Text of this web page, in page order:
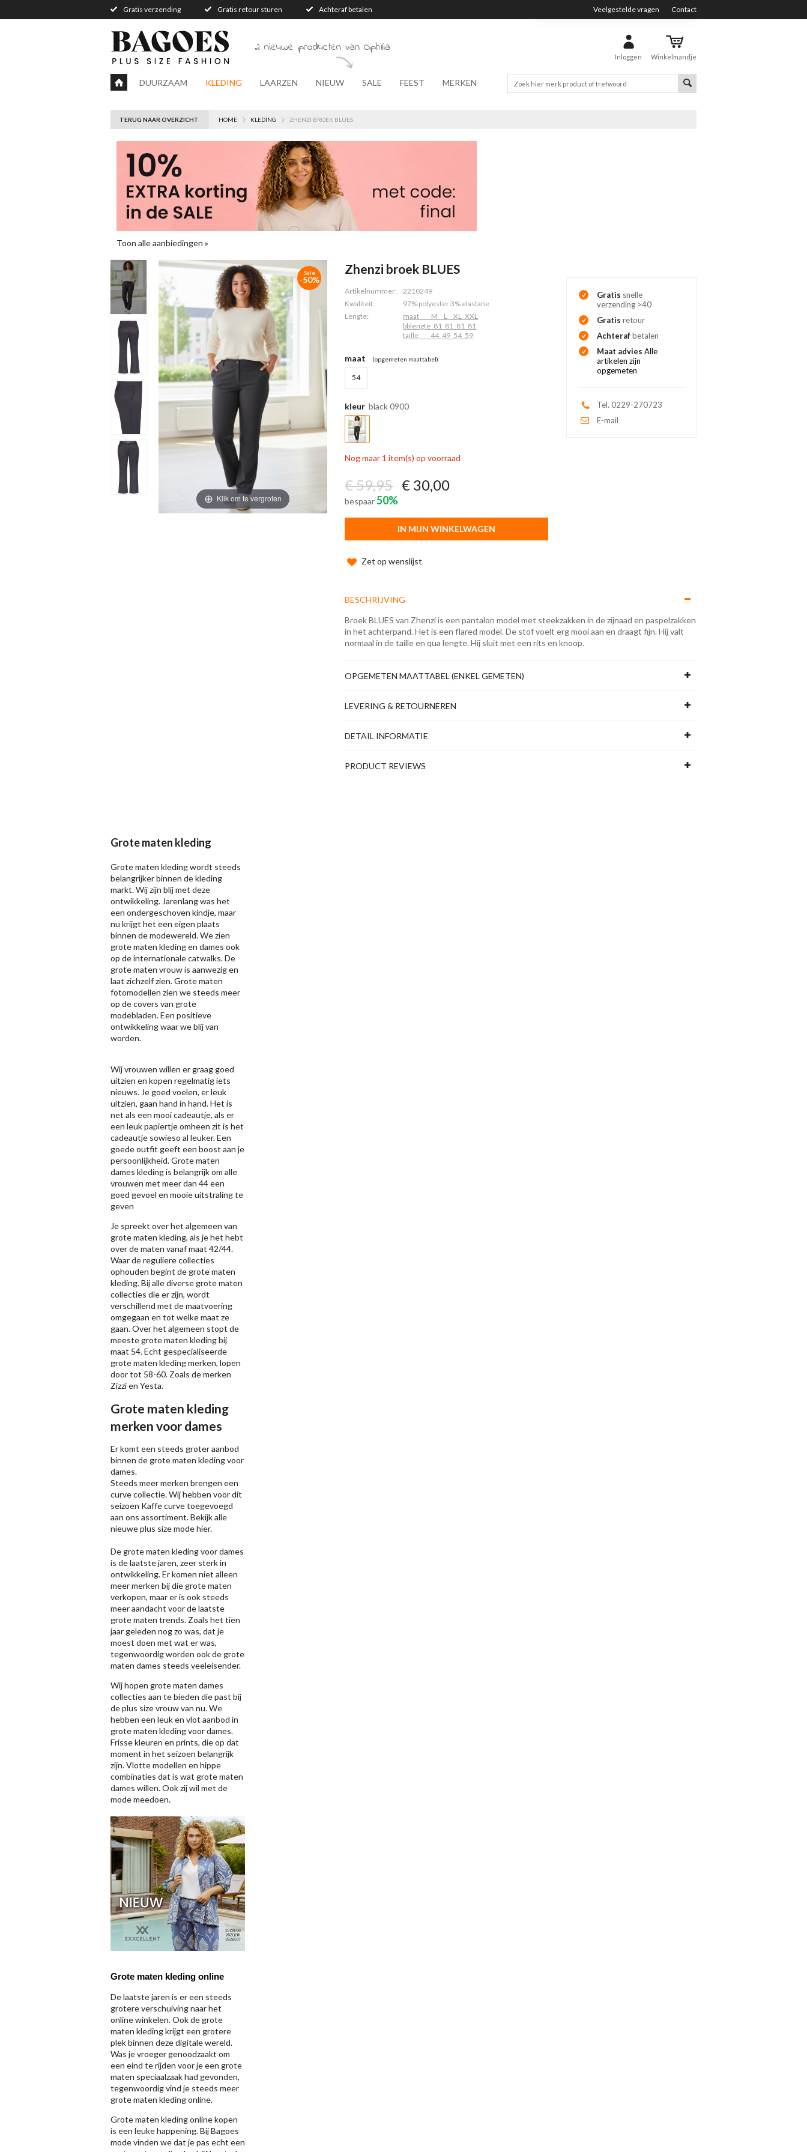
Gratis verzending Gratis retour sturen Achteraf betalen Veelgestelde vragen Contact
Inloggen Winkelmandje
2 nieuwe producten van Ophilia
DUURZAAM KLEDING LAARZEN NIEUW SALE FEEST MERKEN
TERUG NAAR OVERZICHT HOME KLEDING ZHENZI BROEK BLUES
Toon alle aanbiedingen »
Klik om te vergroten
Sale
-50%
Zhenzi broek BLUES
Artikelnummer:
2210249
Kwaliteit:
97% polyester 3% elastane
Lengte:
maat____M__L__XL_XXL
bblengte_81_81_81_81
taille____44_49_54_59
maat (opgemeten maattabel)
54
kleur black 0900
Nog maar 1 item(s) op voorraad
€ 59,95 € 30,00
bespaar50%
IN MIJN WINKELWAGEN
Zet op wenslijst
Gratis snelle
verzending >40
Gratis retour
Achterafbetalen
Maat adviesAlle
artikelen zijn
opgemeten
Tel. 0229-270723
E-mail
BESCHRIJVING
Broek BLUES van Zhenzi is een pantalon model met steekzakken in de zijnaad en paspelzakken
in het achterpand. Het is een flared model. De stof voelt erg mooi aan en draagt fijn. Hij valt
normaal in de taille en qua lengte. Hij sluit met een rits en knoop.
OPGEMETEN MAATTABEL (ENKEL GEMETEN)
LEVERING & RETOURNEREN
DETAIL INFORMATIE
PRODUCT REVIEWS
Grote maten kleding
Grote maten kleding wordt steeds
belangrijker binnen de kleding
markt. Wij zijn blij met deze
ontwikkeling. Jarenlang was het
een ondergeschoven kindje, maar
nu krijgt het een eigen plaats
binnen de modewereld. We zien
grote maten kleding en dames ook
op de internationale catwalks. De
grote maten vrouw is aanwezig en
laat zichzelf zien. Grote maten
fotomodellen zien we steeds meer
op de covers van grote
modebladen. Een positieve
ontwikkeling waar we blij van
worden.
Wij vrouwen willen er graag goed
uitzien en kopen regelmatig iets
nieuws. Je goed voelen, er leuk
uitzien, gaan hand in hand. Het is
net als een mooi cadeautje, als er
een leuk papiertje omheen zit is het
cadeautje sowieso al leuker. Een
goede outfit geeft een boost aan je
persoonlijkheid. Grote maten
dames kleding is belangrijk om alle
vrouwen met meer dan 44 een
goed gevoel en mooie uitstraling te
geven
Je spreekt over het algemeen van
grote maten kleding, als je het hebt
over de maten vanaf maat 42/44.
Waar de reguliere collecties
ophouden begint de grote maten
kleding. Bij alle diverse grote maten
collecties die er zijn, wordt
verschillend met de maatvoering
omgegaan en tot welke maat ze
gaan. Over het algemeen stopt de
meeste grote maten kleding bij
maat 54. Echt gespecialiseerde
grote maten kleding merken, lopen
door tot 58-60. Zoals de merken
Zizzien Yesta.
Grote maten kleding
merken voor dames
Er komt een steeds groter aanbod
binnen de grote maten kleding voor
dames.
Steeds meer merken brengen een
curve collectie. Wij hebben voor dit
seizoen Kaffecurve toegevoegd
aan ons assortiment. Bekijk alle
nieuweplus size modehier.
De grote maten kleding voor dames
is de laatste jaren, zeer sterk in
ontwikkeling. Er komen niet alleen
meer merken bij die grote maten
verkopen, maar er is ook steeds
meer aandacht voor de laatste
grote maten trends. Zoals het tien
jaar geleden nog zo was, dat je
moest doen met wat er was,
tegenwoordig worden ook de grote
maten dames steeds veeleisender.
Wij hopen grote maten dames
collecties aan te bieden die past bij
de plus size vrouw van nu. We
hebben een leuk en vlot aanbod in
grote maten kleding voor dames.
Frisse kleuren en prints, die op dat
moment in het seizoen belangrijk
zijn. Vlotte modellen en hippe
combinaties dat is wat grote maten
dames willen. Ook zij wil met de
mode meedoen.
Grote maten kleding online
De laatste jaren is er een steeds
grotere verschuiving naar het
online winkelen. Ook de grote
maten kleding krijgt een grotere
plek binnen deze digitale wereld.
Was je vroeger genoodzaakt om
een eind te rijden voor je een grote
maten speciaalzaak had gevonden,
tegenwoordig vind je steeds meer
grote maten kleding online.
Grote maten kleding online kopen
is een leuke happening. Bij Bagoes
mode vinden we dat je pas echt een